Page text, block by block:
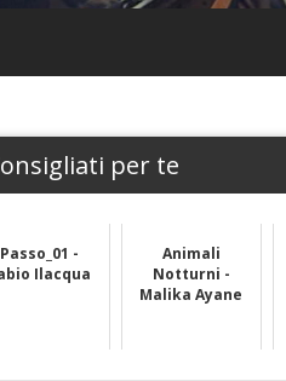
per te
Passo_01 -
Ilacqua
Animali
Notturni -
Malika Ayane